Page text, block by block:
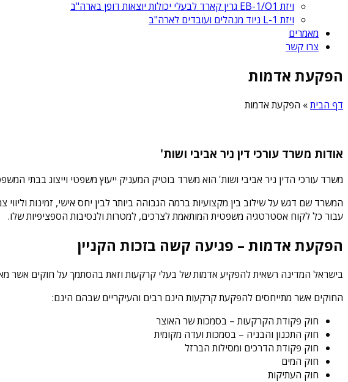
ויזת EB-1/O1 גרין קארד לבעלי יכולות יוצאות דופן בארה"ב
ויזת L-1 ניוד מנהלים ועובדים לארה"ב
מאמרים
צרו קשר
הפקעת אדמות
דף הבית» הפקעת אדמות
אודות משרד עורכי דין ניר אביבי ושות'
משרד עורכי הדין ניר אביבי ושות' הוא משרד בוטיק המעניק ייעוץ משפטי וייצוג בבתי
המשרד שם דגש על שילוב בין מקצועיות ברמה הגבוהה ביותר לבין יחס אישי, זמינות
עבור כל לקוח אסטרטגיה משפטית המותאמת לצרכים, למטרות ולנסיבות הספציפיות שלו.
הפקעת אדמות – פגיעה קשה בזכות הקניין
בישראל המדינה רשאית להפקיע אדמות של בעלי קרקעות וזאת בהסתמך על חוקים אשר
החוקים אשר מתייחסים להפקעת קרקעות הינם רבים והעיקריים שבהם הינם:
חוק פקודת הקרקעות – בסמכות שר האוצר
חוק התכנון והבניה – בסמכות ועדה מקומית
חוק פקודת הדרכים ומסילות הברזל
חוק המים
חוק העתיקות